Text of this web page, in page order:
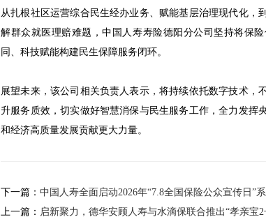
从扎根社区运营综合民生经办业务、赋能基层治理现代化，
解群众就医理赔难题，中国人寿寿险德阳分公司坚持将保
同、科技赋能构建民生保障服务闭环。
展望未来，该公司相关负责人表示，将持续依托数字技术，
升服务质效，切实做好智慧消保与民生服务工作，全力发挥
和经济高质量发展贡献更大力量。
下一篇： 中国人寿全面启动2026年“7.8全国保险公众宣传日”
上一篇： 启新聚力，德华安顾人寿与水滴保联合推出“孝亲宝